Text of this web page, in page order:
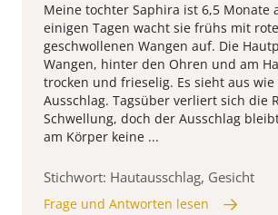
Meine tochter Saphira ist 6,5 Monate
einigen Tagen wacht sie frühs mit
geschwollenen Wangen auf. Die
Wangen, hinter den Ohren und am
trocken und frieselig. Es sieht aus wie
Ausschlag. Tagsüber verliert sich die
Schwellung, doch der Ausschlag
am Körper keine ...
Stichwort: Hautausschlag, Gesicht
Frage und Antworten lesen